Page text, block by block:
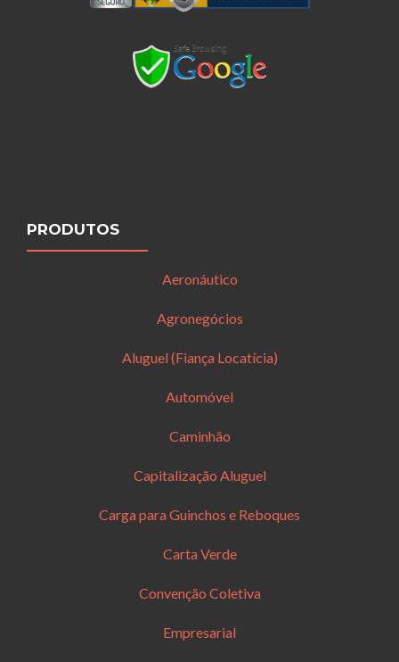
PRODUTOS
Aeronáutico
Agronegócios
Aluguel (Fiança Locatícia)
Automóvel
Caminhão
Capitalização Aluguel
Carga para Guinchos e Reboques
Carta Verde
Convenção Coletiva
Empresarial